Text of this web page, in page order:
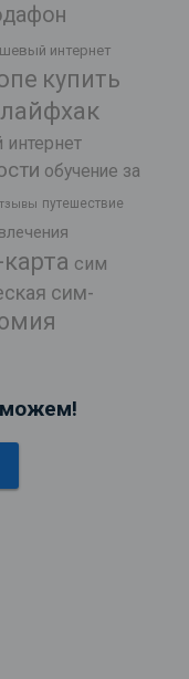
интернет
купить
лайфхак
обучение за
путешествие
сим
сим-